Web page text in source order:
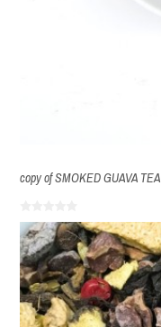
copy of SMOKED GUAVA TEA